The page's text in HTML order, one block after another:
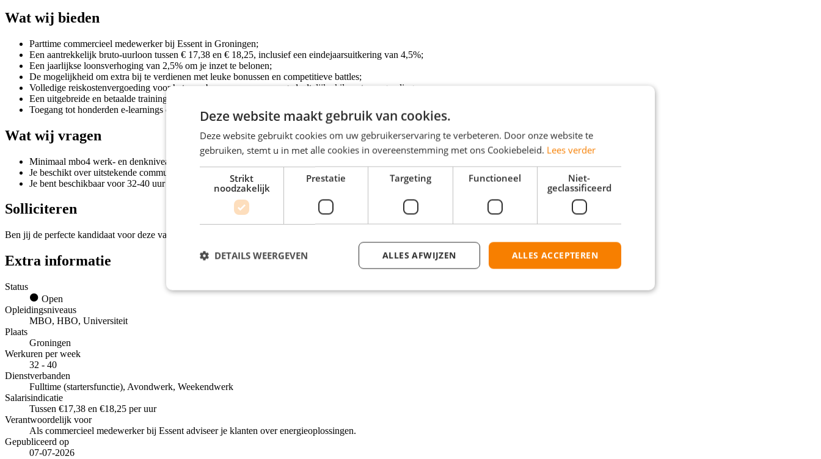
Wat wij bieden
Parttime commercieel medewerker bij Essent in Groningen;
Een aantrekkelijk bruto-uurloon tussen € 17,38 en € 18,25, inclusief een eindejaarsuitkering van 4,5%;
Een jaarlijkse loonsverhoging van 2,5% om je inzet te belonen;
De mogelijkheid om extra bij te verdienen met leuke bonussen en competitieve battles;
Volledige reiskostenvergoeding voor het openbaar vervoer en een gedeeltelijke kilometervergoeding;
Een uitgebreide en betaalde training om je vaardigheden te ontwikkelen;
Toegang tot honderden e-learnings op ons YC Skills platform voor persoonlijke groei.
Wat wij vragen
Minimaal mbo4 werk- en denkniveau;
Je beschikt over uitstekende communicatieve vaardigheden en bent zowel klantgericht als servicegericht ingesteld;
Je bent beschikbaar voor 32-40 uur in de week;
Solliciteren
Ben jij de perfecte kandidaat voor deze vacature en voldoe je aan de eisen? Klik dan op de knop 'Solliciteer direct!' en we nemen zo snel mogelijk contact met je op!
Extra informatie
Status
Open
Opleidingsniveaus
MBO, HBO, Universiteit
Plaats
Groningen
Werkuren per week
32 - 40
Dienstverbanden
Fulltime (startersfunctie), Avondwerk, Weekendwerk
Salarisindicatie
Tussen €17,38 en €18,25 per uur
Verantwoordelijk voor
Als commercieel medewerker bij Essent adviseer je klanten over energieoplossingen.
Gepubliceerd op
07-07-2026
Deze website maakt gebruik van cookies.
Deze website gebruikt cookies om uw gebruikerservaring te verbeteren. Door onze website te
gebruiken, stemt u in met alle cookies in overeenstemming met ons Cookiebeleid. Lees verder
Strikt
noodzakelijk
Prestatie Targeting Functioneel
Niet-
geclassificeerd
ALLES ACCEPTEREN
ALLES AFWIJZEN
DETAILS WEERGEVEN